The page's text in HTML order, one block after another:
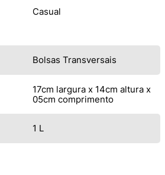
Casual
Bolsas Transversais
17cm largura x 14cm altura x
05cm comprimento
1 L